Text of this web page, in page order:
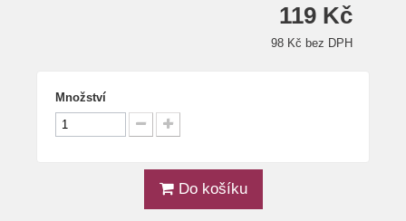
119 Kč
98 Kč bez DPH
Množství
Do košíku